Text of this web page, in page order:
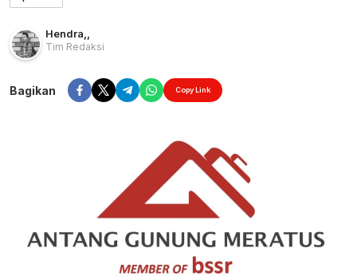
Hendra
Tim Redaksi
Bagikan Copy Link